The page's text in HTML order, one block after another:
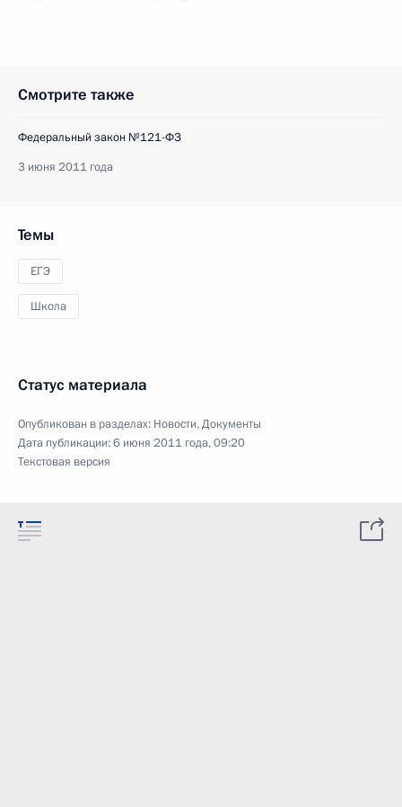
Смотрите также
Федеральный закон №121-ФЗ
3 июня 2011 года
Темы
ЕГЭ
Школа
Статус материала
Опубликован в разделах: Новости,Документы
Дата публикации:6 июня 2011 года, 09:20
Текстовая версия